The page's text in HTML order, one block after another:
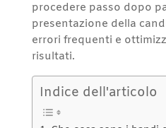
procedere passo dopo
presentazione della
errori frequenti e
risultati.
Indice dell'articolo